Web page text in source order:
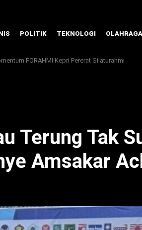
POLITIK TEKNOLOGI OLAHRAGA
FORAHMI Kepri Pererat Silaturahmi
Terung Tak
Amsakar